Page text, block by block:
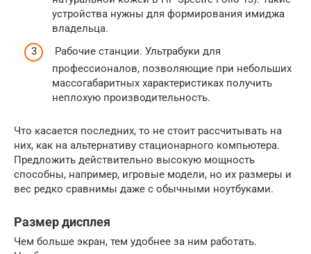
устройства нужны для формирования имиджа
владельца.
Рабочие станции. Ультрабуки для
профессионалов, позволяющие при небольших
массогабаритных характеристиках получить
неплохую производительность.
Что касается последних, то не стоит рассчитывать на
них, как на альтернативу стационарного компьютера.
Предложить действительно высокую мощность
способны, например, игровые модели, но их размеры и
вес редко сравнимы даже с обычными ноутбуками.
Размер дисплея
Чем больше экран, тем удобнее за ним работать.